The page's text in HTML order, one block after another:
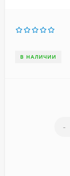
В НАЛИЧИИ
-